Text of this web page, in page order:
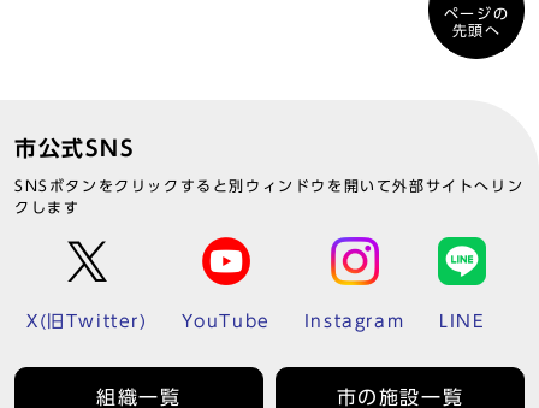
ページの
先頭へ
市公式SNS
SNSボタンをクリックすると別ウィンドウを開いて外部サイトへリン
クします
X(旧Twitter) YouTube Instagram LINE
組織一覧 市の施設一覧